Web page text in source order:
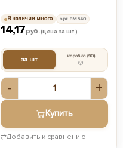
14,17руб.(цена за шт.)
- +
за шт. коробка(90)
Купить
В наличии много арт. ВМ540
⇄Добавить к сравнению